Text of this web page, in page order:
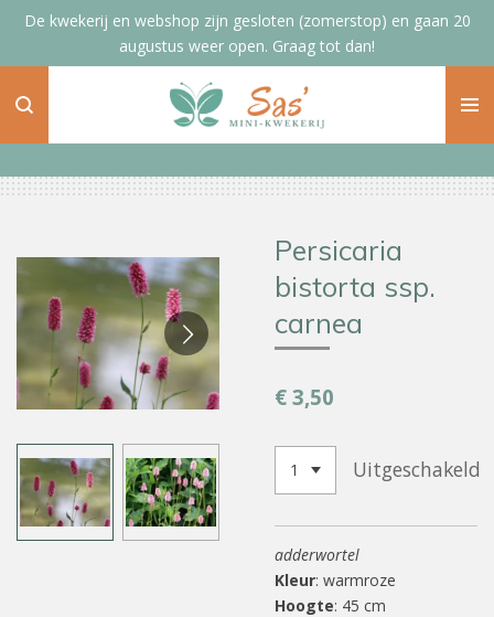
Ga
de
De kwekerij en webshop zijn gesloten (zomerstop) en gaan 20
augustus weer open. Graag tot dan!
Persicaria
bistorta ssp.
carnea
€ 3,50
Uitgeschakeld
adderwortel
Kleur: warmroze
Hoogte: 45 cm